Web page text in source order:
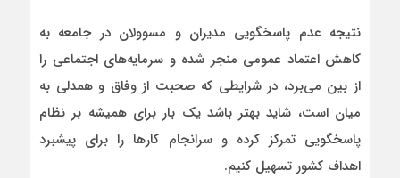
نتیجه عدم پاسخگویی مدیران و مسوولان در جامعه به
کاهش اعتماد عمومی منجر شده و سرمایه‌های اجتماعی را
از بین می‌برد، در شرایطی که صحبت از وفاق و همدلی به
میان است، شاید بهتر باشد یک بار برای همیشه بر نظام
پاسخگویی تمرکز کرده و سرانجام کارها را برای پیشبرد
اهداف کشور تسهیل کنیم.